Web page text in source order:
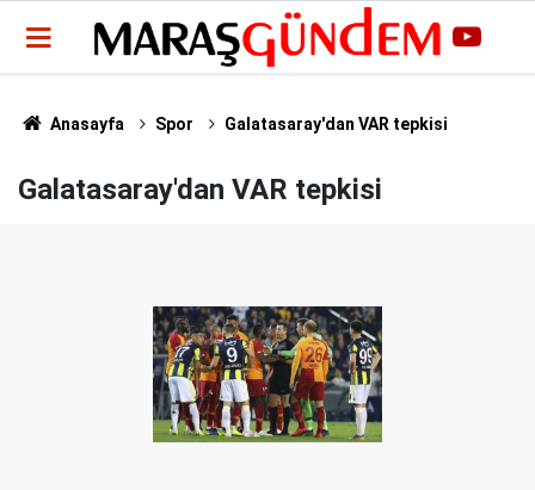
Anasayfa Spor Galatasaray'dan VAR tepkisi
Galatasaray'dan VAR tepkisi